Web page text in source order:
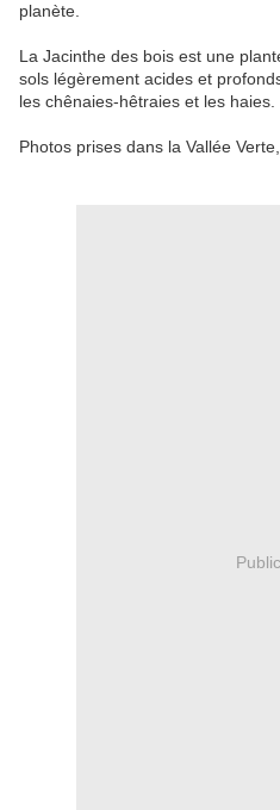
planète.
La Jacinthe des bois est une
sols légèrement acides et
les chênaies-hêtraies et les haies.
Photos prises dans la Vallée